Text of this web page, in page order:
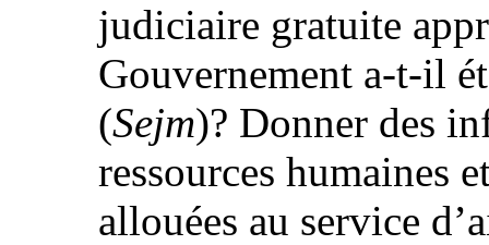
judiciaire gratuite
Gouvernement a‑t‑il
(Sejm)? Donner des
ressources humaines
allouées au service